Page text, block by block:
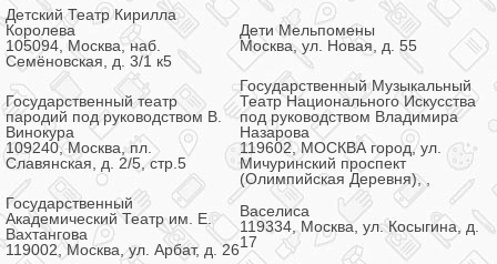
Детский Театр Кирилла
Королева
105094, Москва, наб.
Семёновская, д. 3/1 к5
Дети Мельпомены
Москва, ул. Новая, д. 55
Государственный театр
пародий под руководством В.
Винокура
109240, Москва, пл.
Славянская, д. 2/5, стр.5
Государственный Музыкальный
Театр Национального Искусства
под руководством Владимира
Назарова
119602, МОСКВА город, ул.
Мичуринский проспект
(Олимпийская Деревня), ,
Государственный
Академический Театр им. Е.
Вахтангова
119002, Москва, ул. Арбат, д. 26
Васелиса
119334, Москва, ул. Косыгина, д.
17